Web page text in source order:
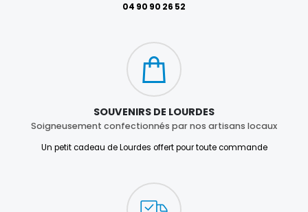
04 90 90 26 52
SOUVENIRS DE LOURDES
Soigneusement confectionnés par nos artisans locaux
Un petit cadeau de Lourdes offert pour toute commande